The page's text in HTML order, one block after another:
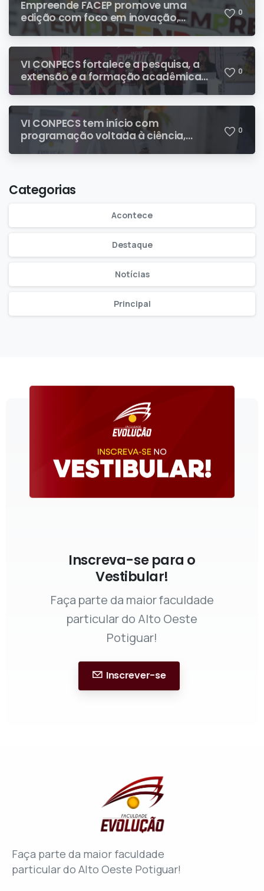
Empreende FACEP promove uma
edição com foco em inovação,
negócios e protagonismo acadêmico
0
VI CONPECS fortalece a pesquisa, a
extensão e a formação acadêmica
em mais uma edição de sucesso
0
VI CONPECS tem início com
programação voltada à ciência,
prática e transformação acadêmica
0
Categorias
Acontece
Destaque
Notícias
Principal
Inscreva-se para o
Vestibular!
Faça parte da maior faculdade
particular do Alto Oeste
Potiguar!
Inscrever-se
Faça parte da maior faculdade
particular do Alto Oeste Potiguar!